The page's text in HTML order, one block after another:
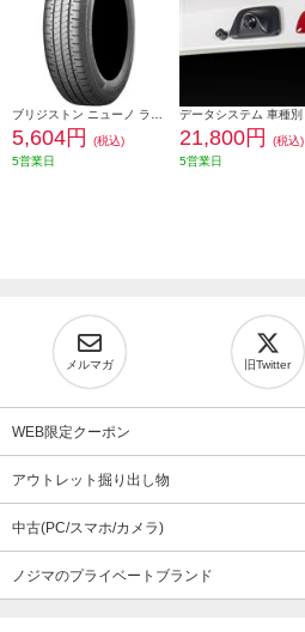
5,604円
(税込)
5営業日
21,800円
(税込)
5営業日
メルマガ 旧Twitter
WEB限定クーポン
アウトレット掘り出し物
中古(PC/スマホ/カメラ)
ノジマのプライベートブランド